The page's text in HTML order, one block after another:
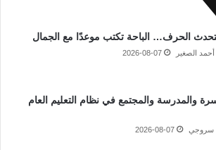
الحرف… الباحة تكتب موعدًا مع الجمال
الصغير 2026-08-07
والمدرسة والمجتمع في نظام التعليم العام
سروجي 2026-08-07